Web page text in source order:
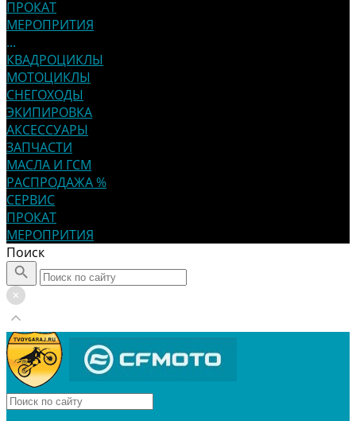
ПРОКАТ
МЕРОПРИТИЯ
...
КВАДРОЦИКЛЫ
МОТОЦИКЛЫ
СНЕГОХОДЫ
ЭКИПИРОВКА
АКСЕССУАРЫ
ЗАПЧАСТИ
МАСЛА И ГСМ
РАСПРОДАЖА %
СЕРВИС
ПРОКАТ
МЕРОПРИТИЯ
Поиск